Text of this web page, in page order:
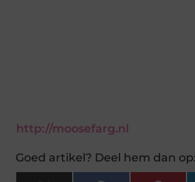
http://moosefarg.nl
Goed artikel? Deel hem dan op: